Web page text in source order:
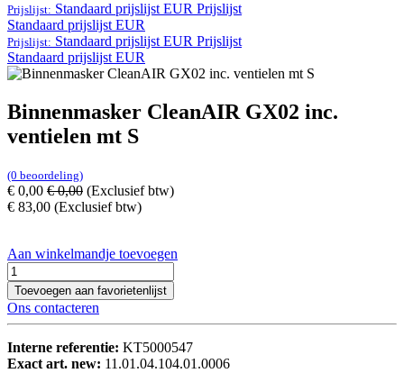
Prijslijst: Standaard prijslijst EUR Prijslijst
Standaard prijslijst EUR
Prijslijst: Standaard prijslijst EUR Prijslijst
Standaard prijslijst EUR
Binnenmasker CleanAIR GX02 inc.
ventielen mt S
(0 beoordeling)
€ 0,00 €0,00 (Exclusief btw)
€ 83,00 (Exclusief btw)
Aan winkelmandje toevoegen
Toevoegen aan favorietenlijst
Ons contacteren
Interne referentie: KT5000547
Exact art. new: 11.01.04.104.01.0006